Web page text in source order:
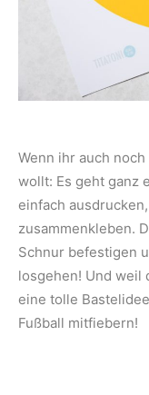
Wenn ihr auch
wollt: Es geht ganz
einfach
zusammenkleben.
Schnur befestigen
losgehen! Und weil
eine tolle
Fußball mitfiebern!